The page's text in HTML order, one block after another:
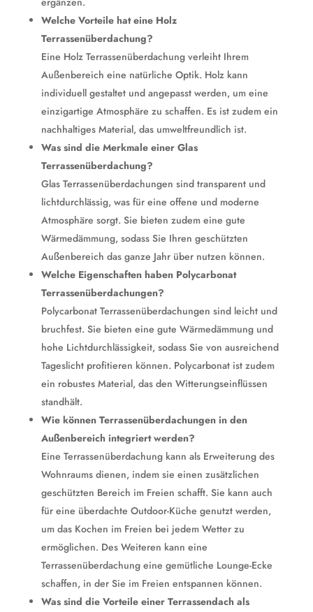
Welche Vorteile hat eine Holz
Terrassenüberdachung?
Eine Holz Terrassenüberdachung verleiht Ihrem
Außenbereich eine natürliche Optik. Holz kann
individuell gestaltet und angepasst werden, um eine
einzigartige Atmosphäre zu schaffen. Es ist zudem ein
nachhaltiges Material, das umweltfreundlich ist.
Was sind die Merkmale einer Glas
Terrassenüberdachung?
Glas Terrassenüberdachungen sind transparent und
lichtdurchlässig, was für eine offene und moderne
Atmosphäre sorgt. Sie bieten zudem eine gute
Wärmedämmung, sodass Sie Ihren geschützten
Außenbereich das ganze Jahr über nutzen können.
Welche Eigenschaften haben Polycarbonat
Terrassenüberdachungen?
Polycarbonat Terrassenüberdachungen sind leicht und
bruchfest. Sie bieten eine gute Wärmedämmung und
hohe Lichtdurchlässigkeit, sodass Sie von ausreichend
Tageslicht profitieren können. Polycarbonat ist zudem
ein robustes Material, das den Witterungseinflüssen
standhält.
Wie können Terrassenüberdachungen in den
Außenbereich integriert werden?
Eine Terrassenüberdachung kann als Erweiterung des
Wohnraums dienen, indem sie einen zusätzlichen
geschützten Bereich im Freien schafft. Sie kann auch
für eine überdachte Outdoor-Küche genutzt werden,
um das Kochen im Freien bei jedem Wetter zu
ermöglichen. Des Weiteren kann eine
Terrassenüberdachung eine gemütliche Lounge-Ecke
schaffen, in der Sie im Freien entspannen können.
Was sind die Vorteile einer Terrassendach als